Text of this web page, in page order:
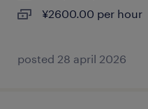
¥2600.00 per hour
posted 28 april 2026